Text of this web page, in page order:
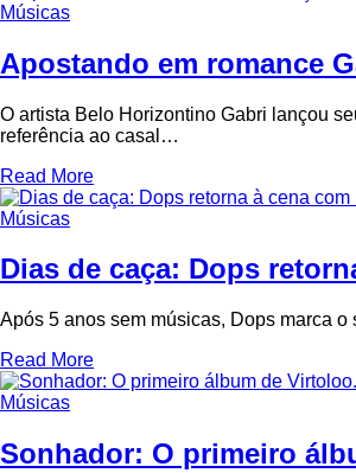
Músicas
Apostando em romance
O artista Belo Horizontino Gabri lançou
referência ao casal…
Read More
Músicas
Dias de caça: Dops
Após 5 anos sem músicas, Dops marca
Read More
Músicas
Sonhador: O primeiro